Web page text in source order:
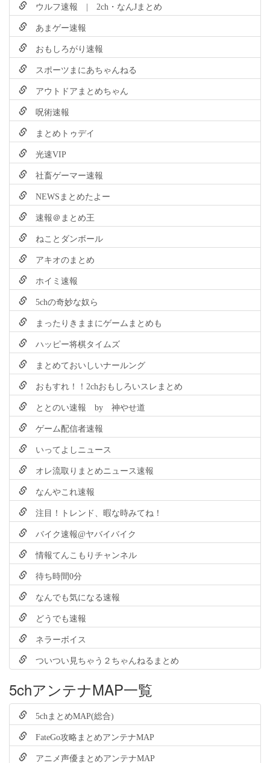
ウルフ速報 | 2ch・なんJまとめ
あまゲー速報
おもしろがり速報
スポーツまにあちゃんねる
アウトドアまとめちゃん
呪術速報
まとめトゥデイ
光速VIP
社畜ゲーマー速報
NEWSまとめたよー
速報＠まとめ王
ねことダンボール
アキオのまとめ
ホイミ速報
5chの奇妙な奴ら
まったりきままにゲームまとめも
ハッピー将棋タイムズ
まとめておいしいナールング
おもすれ！！2chおもしろいスレまとめ
ととのい速報 by 神やせ道
ゲーム配信者速報
いってよしニュース
オレ流取りまとめニュース速報
なんやこれ速報
注目！トレンド、暇な時みてね！
バイク速報@ヤバイバイク
情報てんこもりチャンネル
待ち時間0分
なんでも気になる速報
どうでも速報
ネラーボイス
ついつい見ちゃう２ちゃんねるまとめ
5chアンテナMAP一覧
5chまとめMAP(総合)
FateGo攻略まとめアンテナMAP
アニメ声優まとめアンテナMAP